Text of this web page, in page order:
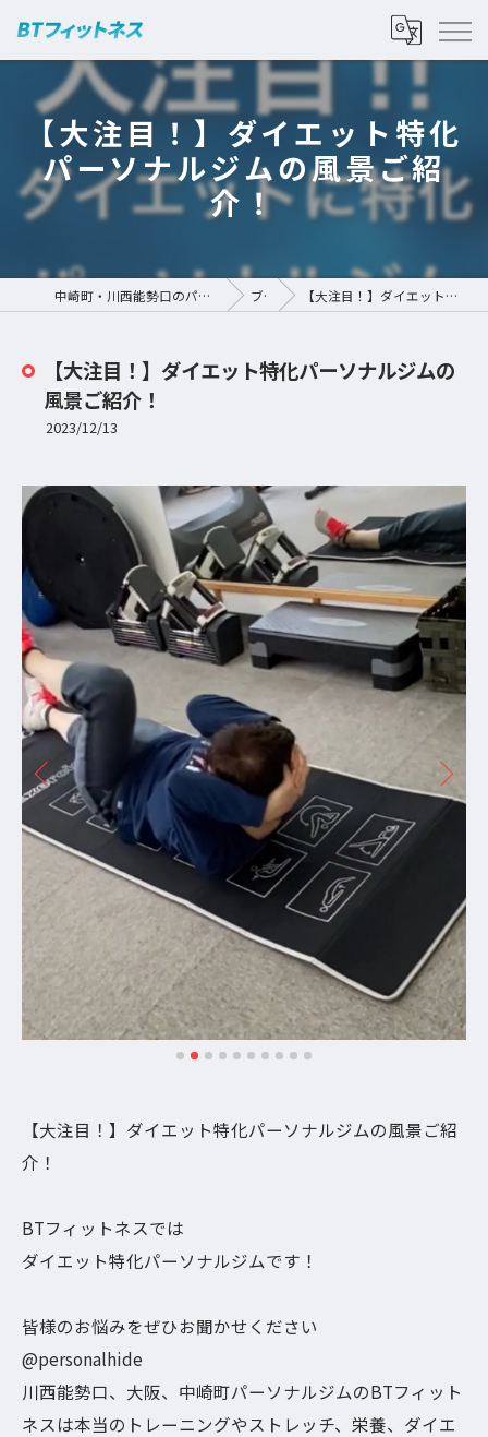
【大注目！】ダイエット特化
パーソナルジムの風景ご紹
介！
中崎町・川西能勢口のパーソナルジムなら | BTフィットネス ブログ 【大注目！】ダイエット特化パーソナルジムの風景ご紹介！
【大注目！】ダイエット特化パーソナルジムの
風景ご紹介！
2023/12/13
【大注目！】ダイエット特化パーソナルジムの風景ご紹
介！
BTフィットネスでは
ダイエット特化パーソナルジムです！
皆様のお悩みをぜひお聞かせください
@personalhide
川西能勢口、大阪、中崎町パーソナルジムのBTフィット
ネスは本当のトレーニングやストレッチ、栄養、ダイエ